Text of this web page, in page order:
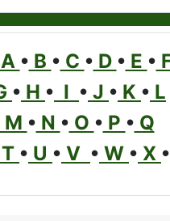
A • B • C • D • E •
• H • I • J • K • L
M • N • O • P • Q
T • U • V • W • X •